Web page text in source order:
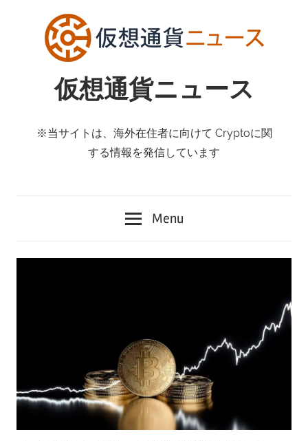
仮想通貨ニュース
※当サイトは、海外在住者に向けて Cryptoに関
する情報を発信しています
Menu